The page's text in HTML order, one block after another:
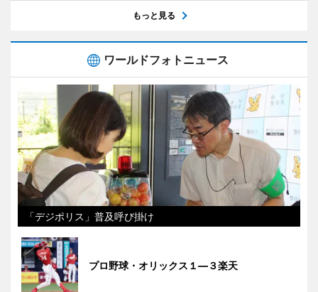
もっと見る
ワールドフォトニュース
「デジポリス」普及呼び掛け
プロ野球・オリックス１―３楽天